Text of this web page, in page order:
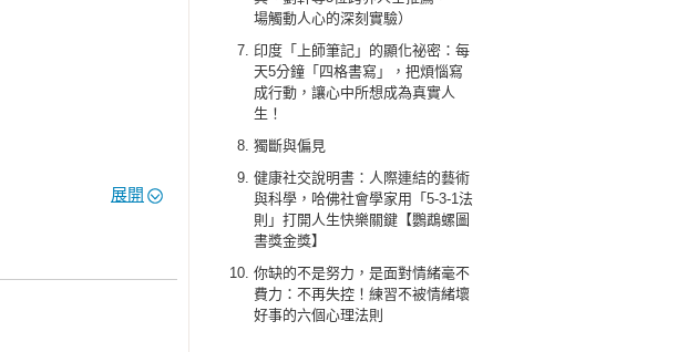
場觸動人心的深刻實驗）
印度「上師筆記」的顯化祕密：每
天5分鐘「四格書寫」，把煩惱寫
成行動，讓心中所想成為真實人
生！
獨斷與偏見
健康社交說明書：人際連結的藝術
與科學，哈佛社會學家用「5-3-1法
則」打開人生快樂關鍵【鸚鵡螺圖
書獎金獎】
你缺的不是努力，是面對情緒毫不
費力：不再失控！練習不被情緒壞
好事的六個心理法則
展開